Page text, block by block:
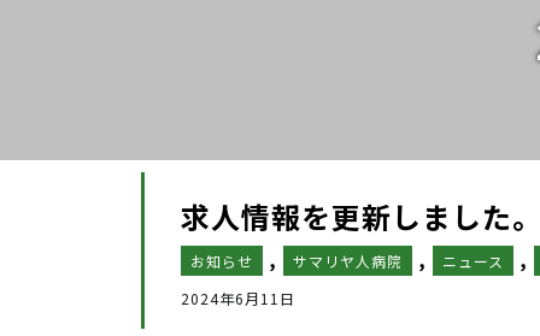
求人情報を更新しました
お知らせ , サマリヤ人病院 , ニュース ,
2024年6月11日